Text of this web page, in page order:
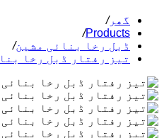
گھر/
Products
/
ڈبل رخا بنائی مشین/
تیز رفتار ڈبل رخا